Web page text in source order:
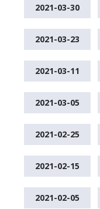
2021-03-30
2021-03-23
2021-03-11
2021-03-05
2021-02-25
2021-02-15
2021-02-05